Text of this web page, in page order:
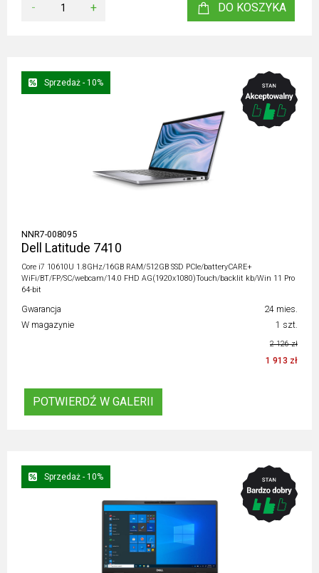
- + DO KOSZYKA
Sprzedaż - 10%
NNR7-008095
Dell Latitude 7410
Core i7 10610U 1.8GHz/16GB RAM/512GB SSD PCIe/batteryCARE+
WiFi/BT/FP/SC/webcam/14.0 FHD AG(1920x1080)Touch/backlit kb/Win 11 Pro
64-bit
Gwarancja
24 mies.
W magazynie
1 szt.
2 126 zł
1 913 zł
POTWIERDŹ W GALERII
Sprzedaż - 10%